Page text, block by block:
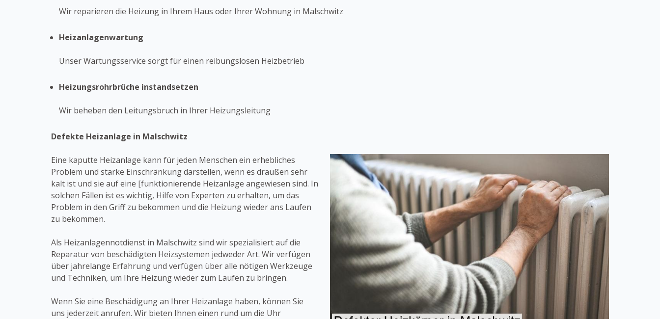
Wir reparieren die Heizung in Ihrem Haus oder Ihrer Wohnung in Malschwitz
Heizanlagenwartung
Unser Wartungsservice sorgt für einen reibungslosen Heizbetrieb
Heizungsrohrbrüche instandsetzen
Wir beheben den Leitungsbruch in Ihrer Heizungsleitung
Defekte Heizanlage in Malschwitz
Eine kaputte Heizanlage kann für jeden Menschen ein erhebliches
Problem und starke Einschränkung darstellen, wenn es draußen sehr
kalt ist und sie auf eine [funktionierende Heizanlage angewiesen sind. In
solchen Fällen ist es wichtig, Hilfe von Experten zu erhalten, um das
Problem in den Griff zu bekommen und die Heizung wieder ans Laufen
zu bekommen.
Als Heizanlagennotdienst in Malschwitz sind wir spezialisiert auf die
Reparatur von beschädigten Heizsystemen jedweder Art. Wir verfügen
über jahrelange Erfahrung und verfügen über alle nötigen Werkzeuge
und Techniken, um Ihre Heizung wieder zum Laufen zu bringen.
Wenn Sie eine Beschädigung an Ihrer Heizanlage haben, können Sie
uns jederzeit anrufen. Wir bieten Ihnen einen rund um die Uhr